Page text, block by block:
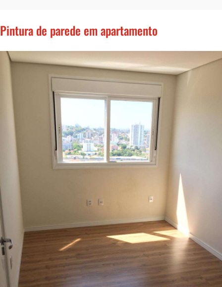
Pintura de parede em apartamento